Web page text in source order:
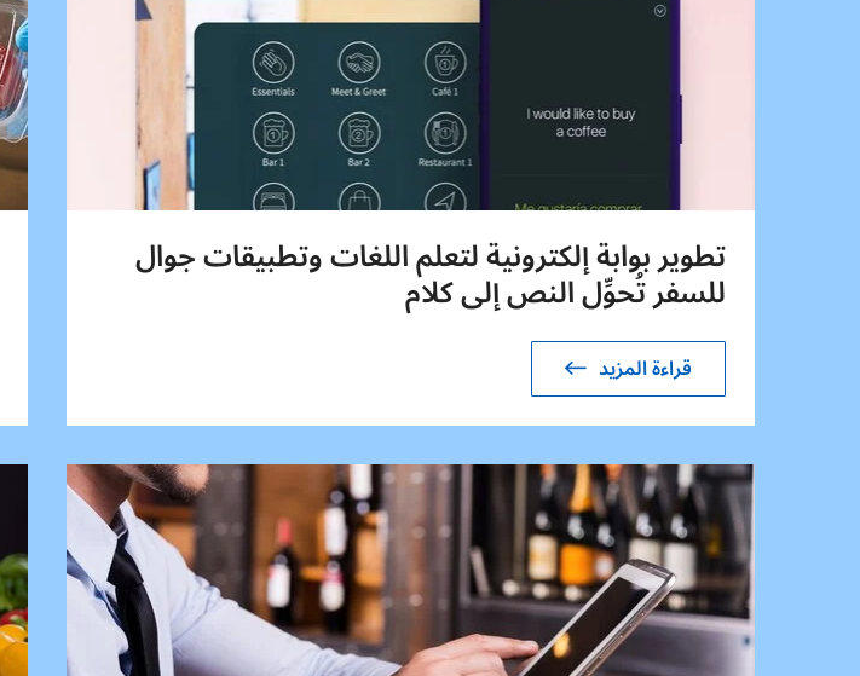
تطوير بوابة إلكترونية لتعلم اللغات وتطبيقات جوال
للسفر تُحوِّل النص إلى كلام
قراءة المزيد